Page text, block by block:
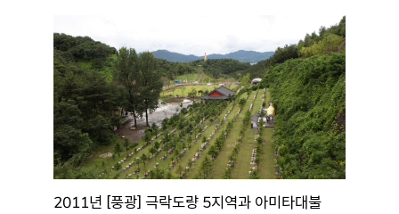
2011년 [풍광] 극락도량 5지역과 아미타대불